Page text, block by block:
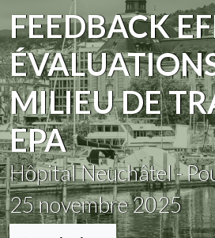
FEEDBACK
MILIEU DE
EPA
Hôpital Neuchâtel -
25novembre 2025